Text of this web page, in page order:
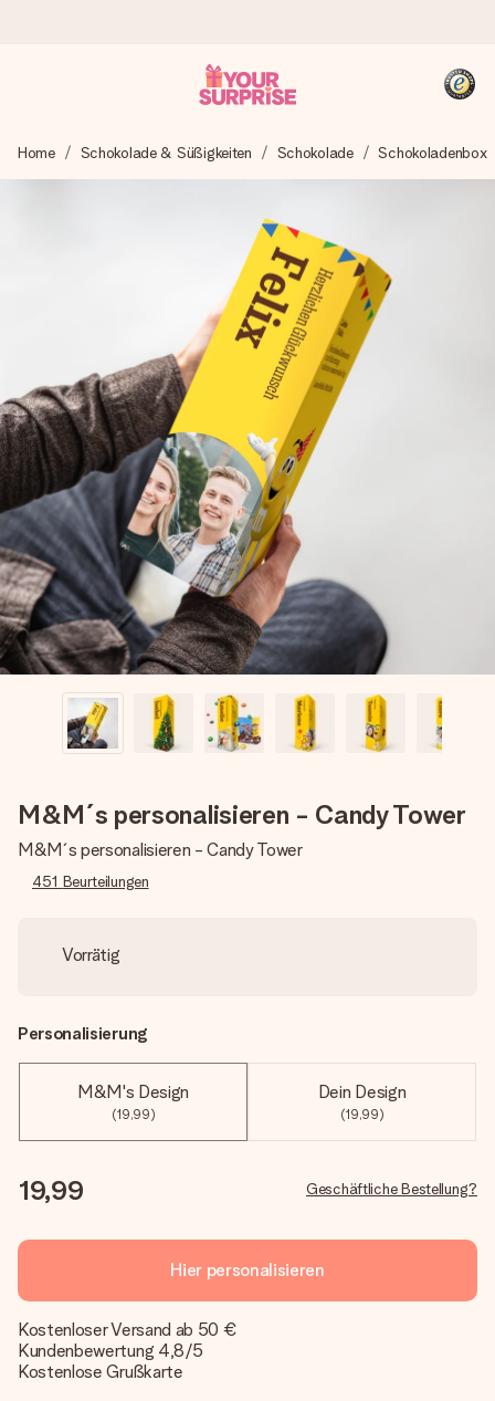
Wir bereiten dein Geschenk sorgfältig vor und schicken es
blitzschnell – damit du es genau zum richtigen Zeitpunkt
4,8 (basierend auf +15.000 Bewertungen)
Unsere Geschenke begeistern. Kunden bewerten uns mit
4,8 bei Google Reviews (Gesamtergebnis aller Länder, in
die wir versenden).
+49 39292 929695
Montag - Freitag : 8:30 - 17:00 Uhr
Samstag - Sonntag : 8:30 - 13:00 Uhr
Home Schokolade & Süßigkeiten Schokolade Schokoladenbox
M&M´s personalisieren - Candy Tower
M&M´s personalisieren - Candy Tower
451 Beurteilungen
Vorrätig
Personalisierung
M&M's Design
(19,99)
Dein Design
(19,99)
19,99 Geschäftliche Bestellung?
Hier personalisieren
Kostenloser Versand ab 50 €
Kundenbewertung 4,8/5
Kostenlose Grußkarte